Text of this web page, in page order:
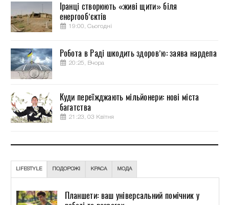
Іранці створюють «живі щити» біля
енергооб’єктів
19:00, Сьогодні
Робота в Раді шкодить здоров’ю: заява нардепа
20:25, Вчора
Куди переїжджають мільйонери: нові міста
багатства
21:23, 03 Квітня
LIFESTYLE ПОДОРОЖІ КРАСА МОДА
Планшети: ваш універсальний помічник у